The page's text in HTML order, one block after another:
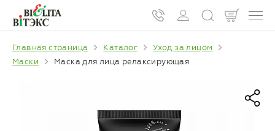
Главная страница Каталог
Уход за лицом
Маски
Маска для лица релаксирующая